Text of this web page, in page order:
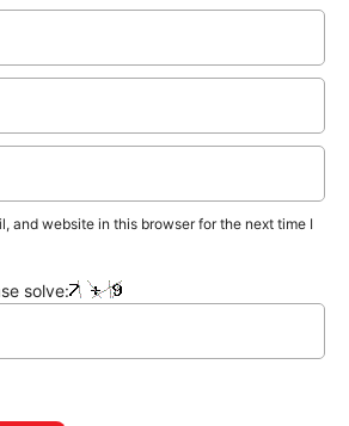
and website in this browser for the next time I
solve: